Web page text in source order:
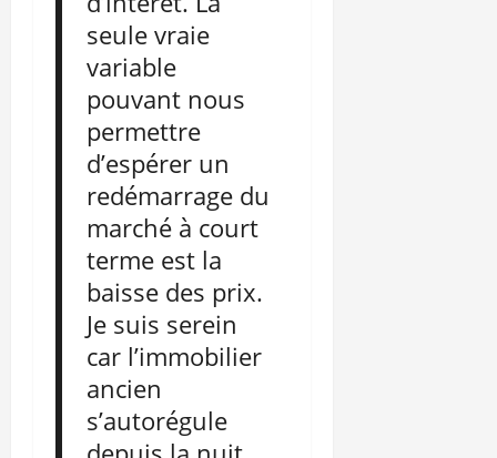
seule vraie
variable
pouvant nous
permettre
d’espérer un
redémarrage du
marché à court
terme est la
baisse des prix.
Je suis serein
car l’immobilier
ancien
s’autorégule